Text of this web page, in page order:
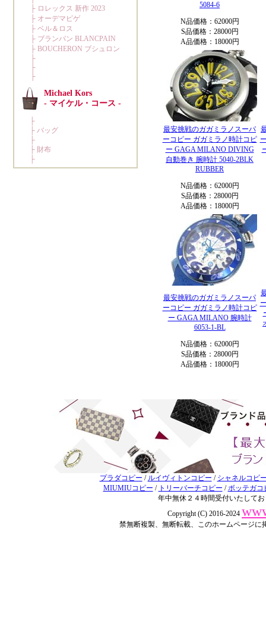
5084-6
N品価格：62000円
S品価格：28000円
A品価格：18000円
最安挑戦のガガミラノスーパ
ーコピー ガガミラノ時計コピ
ー GAGA MILANO DIVING
自動巻き 腕時計 5040-2BLK
RUBBER
N品価格：62000円
S品価格：28000円
A品価格：18000円
最安挑戦のガガミラノスーパ
ーコピー ガガミラノ時計コピ
ー GAGA MILANO 腕時計
6053-1-BL
N品価格：62000円
S品価格：28000円
A品価格：18000円
プラダコピー / ルイヴィトンコピー / シャネルコピ
MIUMIUコピー / トリーバーチコピー /ボッテガコ
年中無休２４時間受付いたして
Copyright (C) 2016-2024
禁無断複製、無断転載、このホームページ